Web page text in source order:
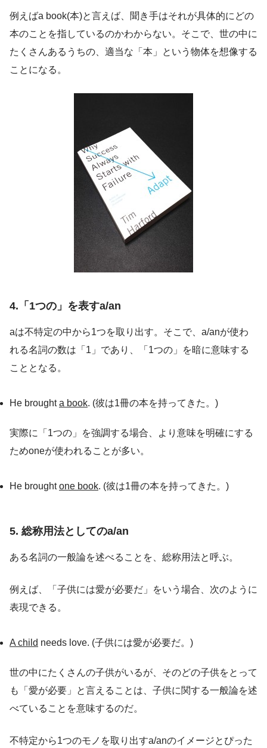
例えばa book(本)と言えば、聞き手はそれが具体的にどの
本のことを指しているのかわからない。そこで、世の中に
たくさんあるうちの、適当な「本」という物体を想像する
ことになる。
4.「1つの」を表すa/an
aは不特定の中から1つを取り出す。そこで、a/anが使わ
れる名詞の数は「1」であり、「1つの」を暗に意味する
こととなる。
He broughta book. (彼は1冊の本を持ってきた。)
実際に「1つの」を強調する場合、より意味を明確にする
ためoneが使われることが多い。
He broughtone book. (彼は1冊の本を持ってきた。)
5. 総称用法としてのa/an
ある名詞の一般論を述べることを、総称用法と呼ぶ。
例えば、「子供には愛が必要だ」をいう場合、次のように
表現できる。
A child needs love. (子供には愛が必要だ。)
世の中にたくさんの子供がいるが、そのどの子供をとって
も「愛が必要」と言えることは、子供に関する一般論を述
べていることを意味するのだ。
不特定から1つのモノを取り出すa/anのイメージとぴった